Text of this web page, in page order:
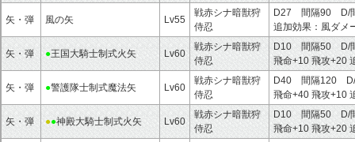
矢・弾 風の矢 Lv55
戦赤シナ暗獣狩
侍忍
D27 間隔90
追加効果： 風ダメ
矢・弾 ●王国大騎士制式火矢 Lv60
戦赤シナ暗獣狩
侍忍
D10 間隔50
飛命+10 飛攻+20
矢・弾 ●警護隊士制式魔法矢 Lv60
戦赤シナ暗獣狩
侍忍
D40 間隔120
飛命+40 飛攻+10
矢・弾 ●●神殿大騎士制式火矢 Lv60
戦赤シナ暗獣狩
侍忍
D10 間隔50
飛命+10 飛攻+20